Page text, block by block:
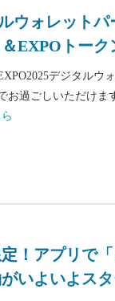
ウォレット
EXPOトーク
デジタルウ
お過ごしいただけ
！アプリで
いよいよスタ